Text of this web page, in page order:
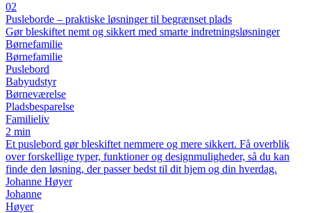
02
Pusleborde – praktiske løsninger til begrænset plads
Gør bleskiftet nemt og sikkert med smarte indretningsløsninger
Børnefamilie
Børnefamilie
Puslebord
Babyudstyr
Børneværelse
Pladsbesparelse
Familieliv
2 min
Et puslebord gør bleskiftet nemmere og mere sikkert. Få overblik
over forskellige typer, funktioner og designmuligheder, så du kan
finde den løsning, der passer bedst til dit hjem og din hverdag.
Johanne Høyer
Johanne
Høyer